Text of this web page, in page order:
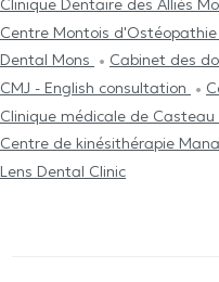
Clinique Dentaire des Alliés
Centre Μontois d'Ostéopathie
Dental Mons
Cabinet des
CMJ - English consultation
Clinique médicale de Casteau
Centre de kinésithérapie
Lens Dental Clinic